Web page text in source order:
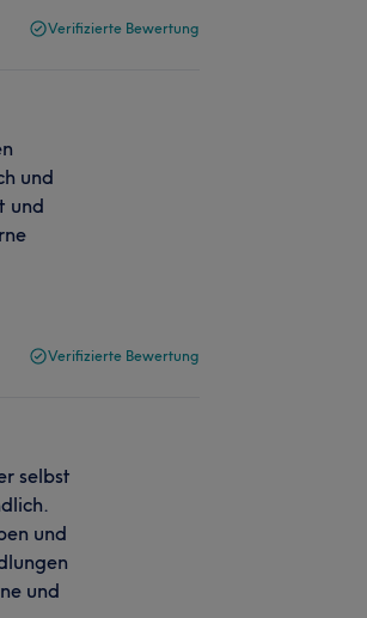
Verifizierte Bewertung
und
und
Verifizierte Bewertung
selbst
und
und